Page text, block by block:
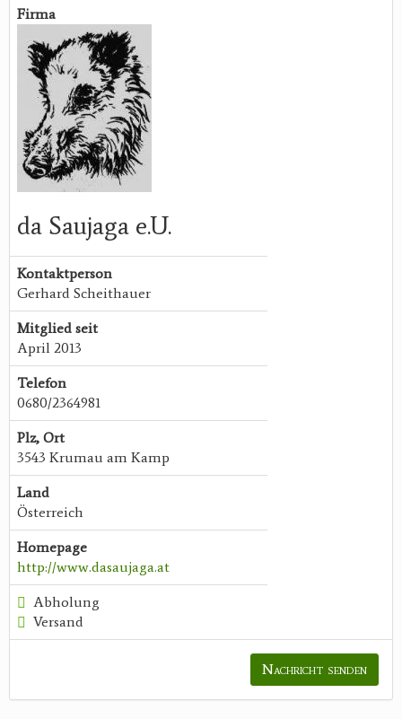
Firma
da Saujaga e.U.
Kontaktperson
Gerhard Scheithauer
Mitglied seit
April 2013
Telefon
0680/2364981
Plz, Ort
3543 Krumau am Kamp
Land
Österreich
Homepage
http://www.dasaujaga.at
Abholung
Versand
Nachricht senden